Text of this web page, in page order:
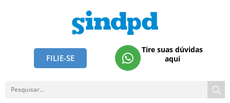
FILIE-SE
Tire suas dúvidas
aqui